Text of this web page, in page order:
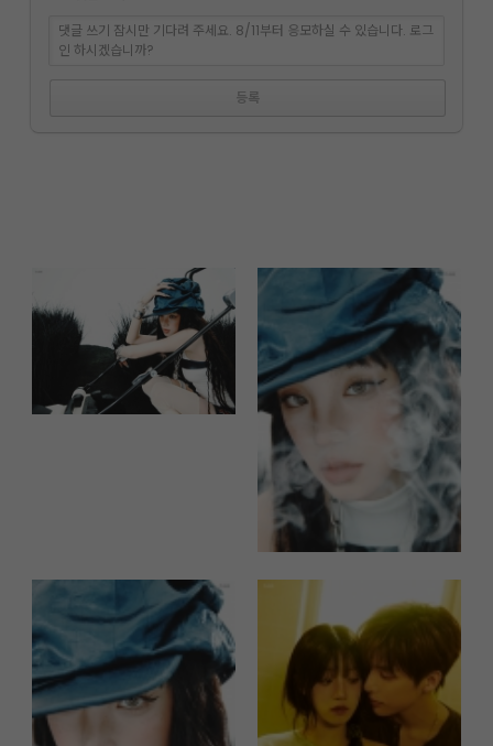
댓글 쓰기 잠시만 기다려 주세요. 8/11부터 응모하실 수 있습니다. 로그
인 하시겠습니까?